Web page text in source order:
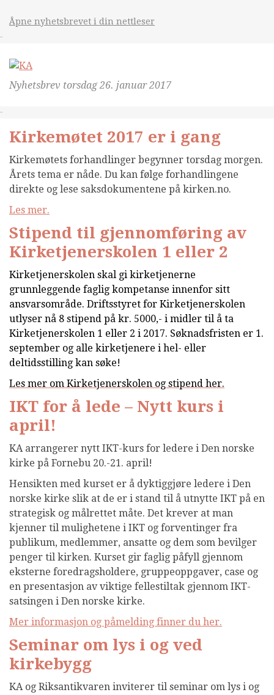
Åpne nyhetsbrevet i din nettleser
Nyhetsbrev torsdag 26. januar 2017
Kirkemøtet 2017 er i gang
Kirkemøtets forhandlinger begynner torsdag morgen.
Årets tema er nåde. Du kan følge forhandlingene
direkte og lese saksdokumentene på kirken.no.
Les mer.
Stipend til gjennomføring av
Kirketjenerskolen 1 eller 2
Kirketjenerskolen skal gi kirketjenerne
grunnleggende faglig kompetanse innenfor sitt
ansvarsområde. Driftsstyret for Kirketjenerskolen
utlyser nå 8 stipend på kr. 5000,- i midler til å ta
Kirketjenerskolen 1 eller 2 i 2017. Søknadsfristen er 1.
september og alle kirketjenere i hel- eller
deltidsstilling kan søke!
Les mer om Kirketjenerskolen og stipend her.
IKT for å lede – Nytt kurs i
april!
KA arrangerer nytt IKT-kurs for ledere i Den norske
kirke på Fornebu 20.-21. april!
Hensikten med kurset er å dyktiggjøre ledere i Den
norske kirke slik at de er i stand til å utnytte IKT på en
strategisk og målrettet måte. Det krever at man
kjenner til mulighetene i IKT og forventinger fra
publikum, medlemmer, ansatte og dem som bevilger
penger til kirken. Kurset gir faglig påfyll gjennom
eksterne foredragsholdere, gruppeoppgaver, case og
en presentasjon av viktige fellestiltak gjennom IKT-
satsingen i Den norske kirke.
Mer informasjon og påmelding finner du her.
Seminar om lys i og ved
kirkebygg
KA og Riksantikvaren inviterer til seminar om lys i og